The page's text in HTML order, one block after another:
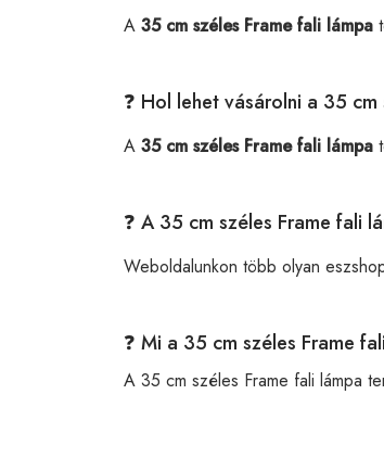
A 35 cm széles Frame fali lámpa
❓ Hol lehet vásárolni a 35
A 35 cm széles Frame fali lámpa
❓ A 35 cm széles Frame fali
Weboldalunkon több olyan
❓ Mi a 35 cm széles Frame
A 35 cm széles Frame fali lámpa